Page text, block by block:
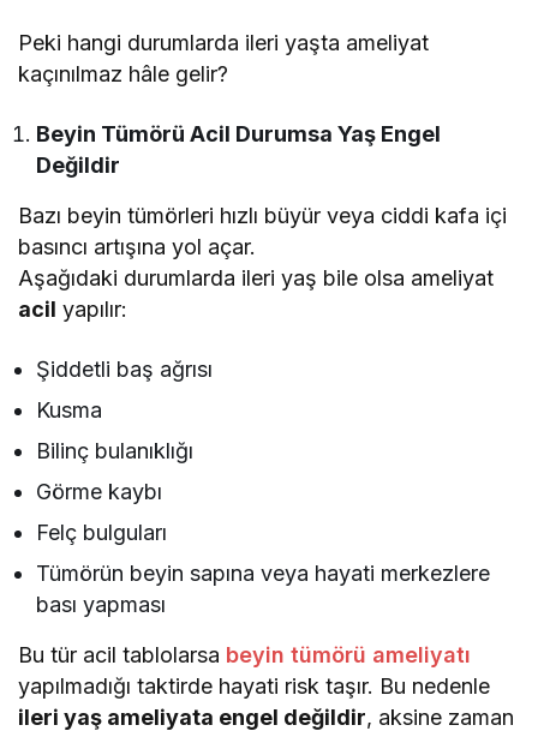
Peki hangi durumlarda ileri yaşta ameliyat
kaçınılmaz hâle gelir?
Beyin Tümörü Acil Durumsa Yaş Engel
Değildir
Bazı beyin tümörleri hızlı büyür veya ciddi kafa içi
basıncı artışına yol açar.
Aşağıdaki durumlarda ileri yaş bile olsa ameliyat
acil yapılır:
Şiddetli baş ağrısı
Kusma
Bilinç bulanıklığı
Görme kaybı
Felç bulguları
Tümörün beyin sapına veya hayati merkezlere
bası yapması
Bu tür acil tablolarsa beyin tümörü ameliyatı
yapılmadığı taktirde hayati risk taşır. Bu nedenle
ileri yaş ameliyata engel değildir, aksine zaman